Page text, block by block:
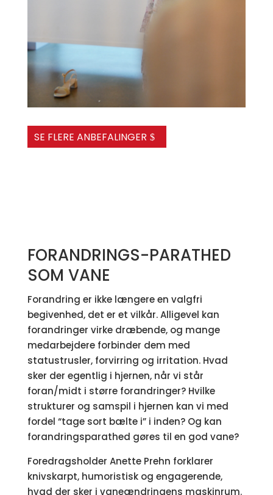
SE FLERE ANBEFALINGER
FORANDRINGS-PARATHED
SOM VANE
Forandring er ikke længere en valgfri
begivenhed, det er et vilkår. Alligevel kan
forandringer virke dræbende, og mange
medarbejdere forbinder dem med
statustrusler, forvirring og irritation. Hvad
sker der egentlig i hjernen, når vi står
foran/midt i større forandringer? Hvilke
strukturer og samspil i hjernen kan vi med
fordel “tage sort bælte i” i inden? Og kan
forandringsparathed gøres til en god vane?
Foredragsholder Anette Prehn forklarer
knivskarpt, humoristisk og engagerende,
hvad der sker i vaneændringens maskinrum.